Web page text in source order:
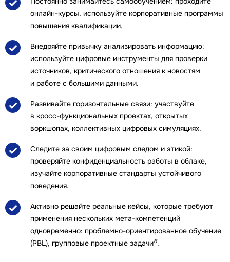
онлайн-курсы, используйте корпоративные программы
повышения квалификации.
Внедряйте привычку анализировать информацию:
используйте цифровые инструменты для проверки
источников, критического отношения к новостям
и работе с большими данными.
Развивайте горизонтальные связи: участвуйте
в кросс-функциональных проектах, открытых
воркшопах, коллективных цифровых симуляциях.
Следите за своим цифровым следом и этикой:
проверяйте конфиденциальность работы в облаке,
изучайте корпоративные стандарты устойчивого
поведения.
Активно решайте реальные кейсы, которые требуют
применения нескольких мета-компетенций
одновременно: проблемно-ориентированное обучение
(PBL), групповые проектные задачи6.